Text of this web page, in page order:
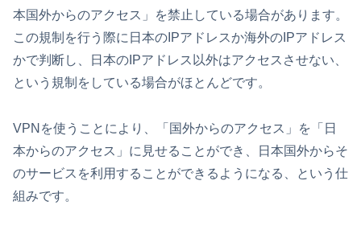
本国外からのアクセス」を禁止している場合があります。
この規制を行う際に日本のIPアドレスか海外のIPアドレス
かで判断し、日本のIPアドレス以外はアクセスさせない、
という規制をしている場合がほとんどです。
VPNを使うことにより、「国外からのアクセス」を「日
本からのアクセス」に見せることができ、日本国外からそ
のサービスを利用することができるようになる、という仕
組みです。